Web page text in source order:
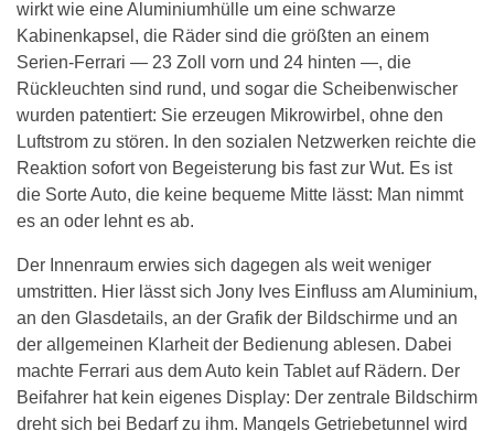
wirkt wie eine Aluminiumhülle um eine schwarze
Kabinenkapsel, die Räder sind die größten an einem
Serien-Ferrari — 23 Zoll vorn und 24 hinten —, die
Rückleuchten sind rund, und sogar die Scheibenwischer
wurden patentiert: Sie erzeugen Mikrowirbel, ohne den
Luftstrom zu stören. In den sozialen Netzwerken reichte die
Reaktion sofort von Begeisterung bis fast zur Wut. Es ist
die Sorte Auto, die keine bequeme Mitte lässt: Man nimmt
es an oder lehnt es ab.
Der Innenraum erwies sich dagegen als weit weniger
umstritten. Hier lässt sich Jony Ives Einfluss am Aluminium,
an den Glasdetails, an der Grafik der Bildschirme und an
der allgemeinen Klarheit der Bedienung ablesen. Dabei
machte Ferrari aus dem Auto kein Tablet auf Rädern. Der
Beifahrer hat kein eigenes Display: Der zentrale Bildschirm
dreht sich bei Bedarf zu ihm. Mangels Getriebetunnel wird